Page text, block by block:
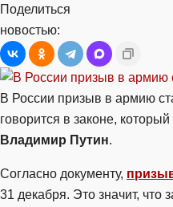
Поделиться
новостью:
В России призыв в армию
говорится в законе,
Владимир Путин.
Согласно документу,
31 декабря. Это значит, что